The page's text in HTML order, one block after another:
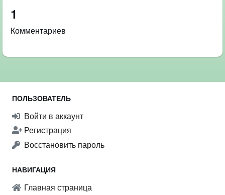
1
Комментариев
ПОЛЬЗОВАТЕЛЬ
Войти в аккаунт
Регистрация
Восстановить пароль
НАВИГАЦИЯ
Главная страница